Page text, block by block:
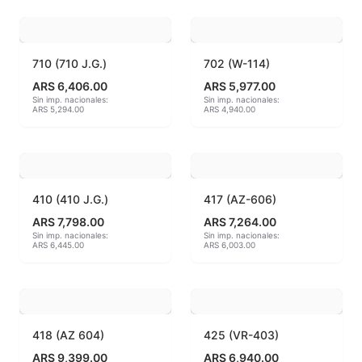
Herramientas
Jaspeadores
Ladrillos aislantes para horno
Lápices y rotuladores
Libros y Revistas
Materias primas
710 (710 J.G.)
ARS 6,406.00
Sin imp. nacionales:
ARS 5,294.00
702 (W-114)
ARS 5,977.00
Sin imp. nacionales:
ARS 4,940.00
410 (410 J.G.)
ARS 7,798.00
Sin imp. nacionales:
ARS 6,445.00
417 (AZ-606)
ARS 7,264.00
Sin imp. nacionales:
ARS 6,003.00
418 (AZ 604)
ARS 9,399.00
425 (VR-403)
ARS 6,940.00